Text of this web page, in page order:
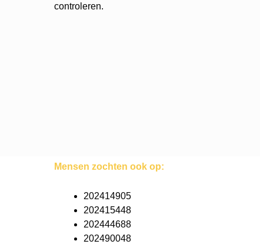
controleren.
Mensen zochten ook op:
202414905
202415448
202444688
202490048